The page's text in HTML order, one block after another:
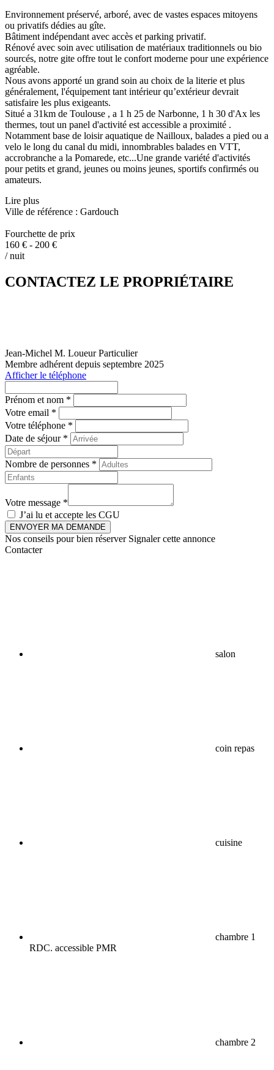
Environnement préservé, arboré, avec de vastes espaces mitoyens
ou privatifs dédies au gîte.
Bâtiment indépendant avec accès et parking privatif.
Rénové avec soin avec utilisation de matériaux traditionnels ou bio
sourcés, notre gite offre tout le confort moderne pour une expérience
agréable.
Nous avons apporté un grand soin au choix de la literie et plus
généralement, l'équipement tant intérieur qu’extérieur devrait
satisfaire les plus exigeants.
Situé a 31km de Toulouse , a 1 h 25 de Narbonne, 1 h 30 d'Ax les
thermes, tout un panel d'activité est accessible a proximité .
Notamment base de loisir aquatique de Nailloux, balades a pied ou a
velo le long du canal du midi, innombrables balades en VTT,
accrobranche a la Pomarede, etc...Une grande variété d'activités
pour petits et grand, jeunes ou moins jeunes, sportifs confirmés ou
amateurs.
Lire plus
Ville de référence : Gardouch
Fourchette de prix
160 € - 200 €
/ nuit
CONTACTEZ LE PROPRIÉTAIRE
Jean-Michel M. Loueur Particulier
Membre adhérent depuis septembre 2025
Afficher le téléphone
Prénom et nom *
Votre email *
Votre téléphone *
Date de séjour *
Nombre de personnes *
Votre message *
J’ai lu et accepte les CGU
ENVOYER MA DEMANDE
Nos conseils pour bien réserver Signaler cette annonce
Contacter
salon
coin repas
cuisine
chambre 1
RDC. accessible PMR
chambre 2